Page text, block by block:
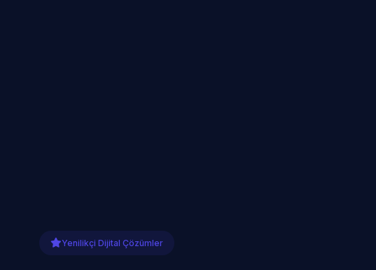
Yenilikçi Dijital Çözümler